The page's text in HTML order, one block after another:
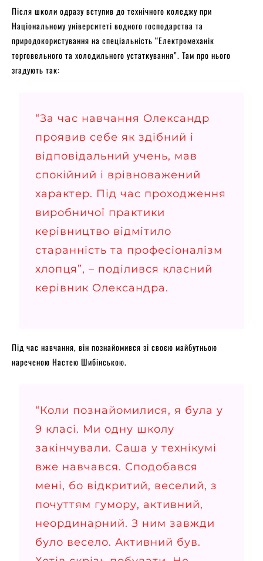
Після школи одразу вступив до технічного коледжу при
Національному університеті водного господарства та
природокористування на спеціальність “Електромеханік
торговельного та холодильного устаткування”. Там про нього
згадують так:
“За час навчання Олександр
проявив себе як здібний і
відповідальний учень, мав
спокійний і врівноважений
характер. Під час проходження
виробничої практики
керівництво відмітило
старанність та професіоналізм
хлопця”, – поділився класний
керівник Олександра.
Під час навчання, він познайомився зі своєю майбутньою
нареченою Настею Шибінською.
“Коли познайомилися, я була у
9 класі. Ми одну школу
закінчували. Саша у технікумі
вже навчався. Сподобався
мені, бо відкритий, веселий, з
почуттям гумору, активний,
неординарний. З ним завжди
було весело. Активний був.